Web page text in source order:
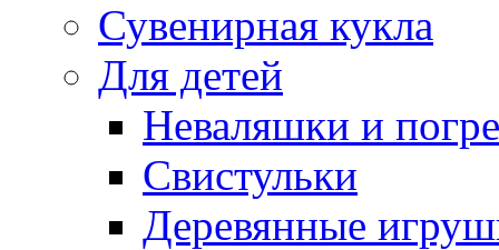
Сувенирная кукла
Для детей
Неваляшки и
Свистульки
Деревянные